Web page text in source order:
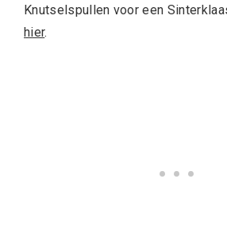
Knutselspullen voor een
hier.